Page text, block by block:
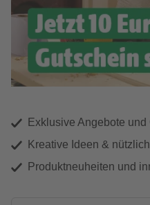
Exklusive Angebote
Kreative Ideen &
Produktneuheiten und